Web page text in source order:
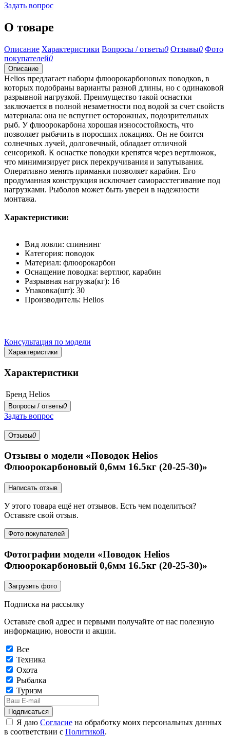
Задать вопрос
О товаре
Описание Характеристики Вопросы / ответы0 Отзывы0 Фото
покупателей0
Описание
Helios предлагает наборы флюорокарбоновых поводков, в
которых подобраны варианты разной длины, но с одинаковой
разрывной нагрузкой. Преимущество такой оснастки
заключается в полной незаметности под водой за счет свойств
материала: она не вспугнет осторожных, подозрительных
рыб. У флюорокарбона хорошая износостойкость, что
позволяет рыбачить в поросших локациях. Он не боится
солнечных лучей, долговечный, обладает отличной
сенсорикой. К оснастке поводки крепятся через вертлюжок,
что минимизирует риск перекручивания и запутывания.
Оперативно менять приманки позволяет карабин. Его
продуманная конструкция исключает саморасстегивание под
нагрузками. Рыболов может быть уверен в надежности
монтажа.
Характеристики:
Вид ловли: спиннинг
Категория: поводок
Материал: флюорокарбон
Оснащение поводка: вертлюг, карабин
Разрывная нагрузка(кг): 16
Упаковка(шт): 30
Производитель: Helios
Консультация по модели
Характеристики
Характеристики
Бренд Helios
Вопросы / ответы0
Задать вопрос
Отзывы0
Отзывы о модели «Поводок Helios
Флюорокарбоновый 0,6мм 16.5кг (20-25-30)»
Написать отзыв
У этого товара ещё нет отзывов. Есть чем поделиться?
Оставьте свой отзыв.
Фото покупателей
Фотографии модели «Поводок Helios
Флюорокарбоновый 0,6мм 16.5кг (20-25-30)»
Загрузить фото
Подписка на рассылку
Оставьте свой адрес и первыми получайте от нас полезную
информацию, новости и акции.
Все
Техника
Охота
Рыбалка
Туризм
Подписаться
Я даю Согласие на обработку моих персональных данных
в соответствии с Политикой.